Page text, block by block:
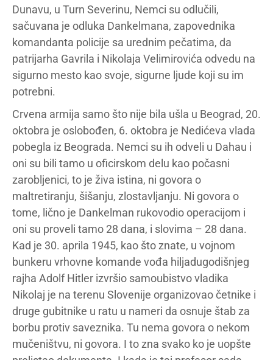
Dunavu, u Turn Severinu, Nemci su odlučili,
sačuvana je odluka Dankelmana, zapovednika
komandanta policije sa urednim pečatima, da
patrijarha Gavrila i Nikolaja Velimirovića odvedu na
sigurno mesto kao svoje, sigurne ljude koji su im
potrebni.
Crvena armija samo što nije bila ušla u Beograd, 20.
oktobra je oslobođen, 6. oktobra je Nedićeva vlada
pobegla iz Beograda. Nemci su ih odveli u Dahau i
oni su bili tamo u oficirskom delu kao počasni
zarobljenici, to je živa istina, ni govora o
maltretiranju, šišanju, zlostavljanju. Ni govora o
tome, lično je Dankelman rukovodio operacijom i
oni su proveli tamo 28 dana, i slovima – 28 dana.
Kad je 30. aprila 1945, kao što znate, u vojnom
bunkeru vrhovne komande vođa hiljadugodišnjeg
rajha Adolf Hitler izvršio samoubistvo vladika
Nikolaj je na terenu Slovenije organizovao četnike i
druge gubitnike u ratu u nameri da osnuje štab za
borbu protiv saveznika. Tu nema govora o nekom
mučeništvu, ni govora. I to zna svako ko je uopšte